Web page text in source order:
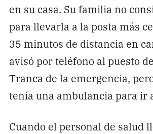
en su casa. Su familia no
para llevarla a la posta más
35 minutos de distancia en
avisó por teléfono al puesto
Tranca de la emergencia,
tenía una ambulancia para ir
Cuando el personal de salud